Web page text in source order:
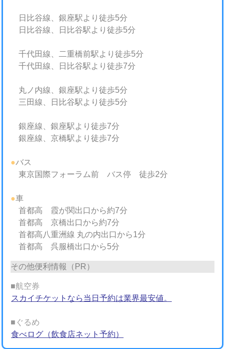
日比谷線、銀座駅より徒歩5分
日比谷線、日比谷駅より徒歩5分
千代田線、二重橋前駅より徒歩5分
千代田線、日比谷駅より徒歩7分
丸ノ内線、銀座駅より徒歩5分
三田線、日比谷駅より徒歩5分
銀座線、銀座駅より徒歩7分
銀座線、京橋駅より徒歩7分
●バス
東京国際フォーラム前 バス停 徒歩2分
●車
首都高 霞が関出口から約7分
首都高 京橋出口から約7分
首都高八重洲線 丸の内出口から1分
首都高 呉服橋出口から5分
その他便利情報（PR）
■航空券
スカイチケットなら当日予約は業界最安値。
■ぐるめ
食べログ（飲食店ネット予約）